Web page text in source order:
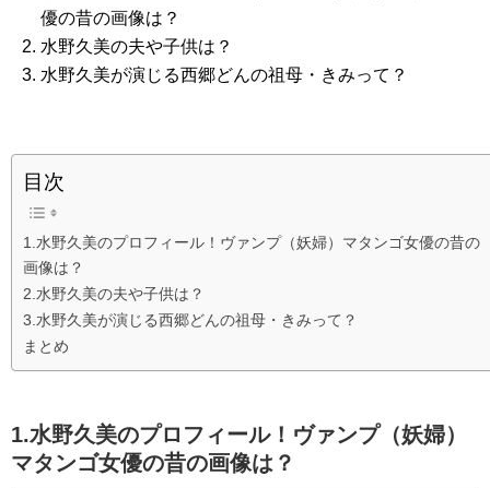
優の昔の画像は？
水野久美の夫や子供は？
水野久美が演じる西郷どんの祖母・きみって？
目次
1.水野久美のプロフィール！ヴァンプ（妖婦）マタンゴ女優の昔の
画像は？
2.水野久美の夫や子供は？
3.水野久美が演じる西郷どんの祖母・きみって？
まとめ
1.水野久美のプロフィール！ヴァンプ（妖婦）
マタンゴ女優の昔の画像は？